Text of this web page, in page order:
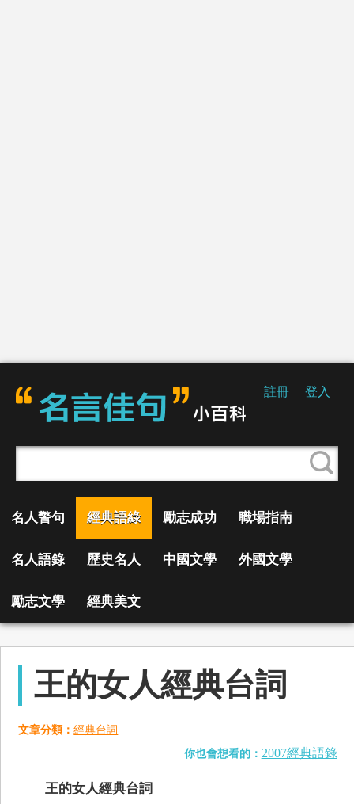
註冊 登入
名人警句 經典語綠 勵志成功 職場指南
名人語錄 歷史名人 中國文學 外國文學
勵志文學 經典美文
王的女人經典台詞
文章分類：經典台詞
你也會想看的： 2007經典語錄
王的女人經典台詞